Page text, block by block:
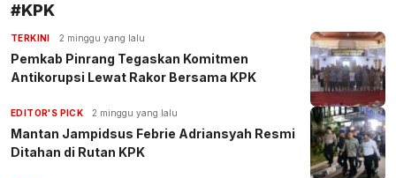
#KPK
TERKINI 2 minggu yang lalu
Pemkab Pinrang Tegaskan Komitmen
Antikorupsi Lewat Rakor Bersama KPK
EDITOR'S PICK 2 minggu yang lalu
Mantan Jampidsus Febrie Adriansyah Resmi
Ditahan di Rutan KPK